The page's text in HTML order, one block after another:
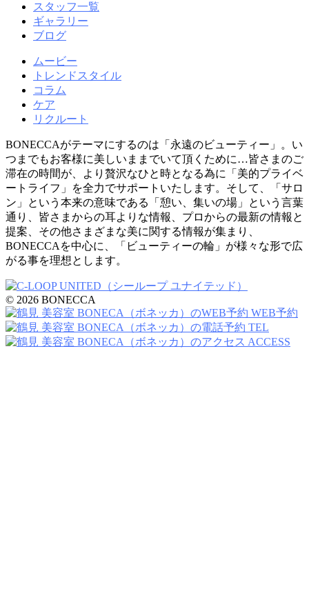
スタッフ一覧
ギャラリー
ブログ
ムービー
トレンドスタイル
コラム
ケア
リクルート
BONECCAがテーマにするのは「永遠のビューティー」。い
つまでもお客様に美しいままでいて頂くために…皆さまのご
滞在の時間が、より贅沢なひと時となる為に「美的プライベ
ートライフ」を全力でサポートいたします。そして、「サロ
ン」という本来の意味である「憩い、集いの場」という言葉
通り、皆さまからの耳よりな情報、プロからの最新の情報と
提案、その他さまざまな美に関する情報が集まり、
BONECCAを中心に、「ビューティーの輪」が様々な形で広
がる事を理想とします。
© 2026 BONECCA
WEB予約
TEL
ACCESS